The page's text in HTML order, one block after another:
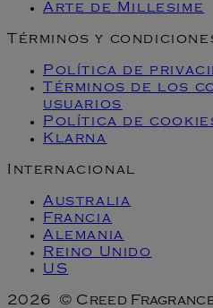
Arte de Millesime
Términos y
Política de
Términos de los
usuarios
Política de
Klarna
Internacional
Australia
Francia
Alemania
Reino Unido
US
2026 © Creed